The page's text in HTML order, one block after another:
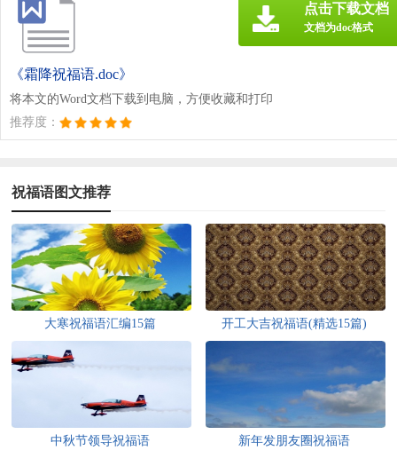
《霜降祝福语.doc》
将本文的Word文档下载到电脑，方便收藏和打印
推荐度：
点击下载文档
文档为doc格式
祝福语图文推荐
大寒祝福语汇编15篇 开工大吉祝福语(精选15篇)
中秋节领导祝福语 新年发朋友圈祝福语